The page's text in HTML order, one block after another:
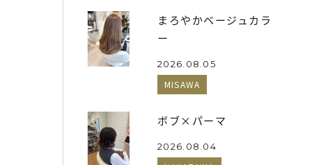
まろやかベージュカラ
ー
2026.08.05
MISAWA
ボブ×パーマ
2026.08.04